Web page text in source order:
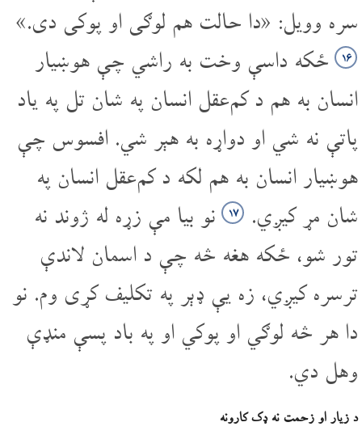
سره وویل: «دا حالت هم لوګی او پوکی دی.»
۱۶ ځکه داسې وخت به راشي چې هوښیار
انسان به هم د کم‌عقل انسان په شان تل په یاد
پاتې نه شي او دواړه به هېر شي. افسوس چې
هوښیار انسان به هم لکه د کم‌عقل انسان په
شان مړ کیږي.
۱۷ نو بیا مې زړه له ژوند نه
تور شو، ځکه هغه څه چې د اسمان لاندې
تر‌سره کیږي، زه یې ډېر په تکلیف کړی وم. نو
دا هر څه لوګي او پوکي او په باد پسې منډې
وهل دي.
د زیار او زحمت نه ډک کارونه